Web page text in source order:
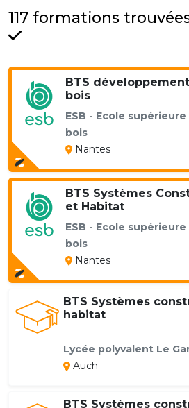
117 formations
BTS
bois
ESB - Ecole supérieure
bois
Nantes
BTS Systèmes
et Habitat
ESB - Ecole supérieure
bois
Nantes
BTS Systèmes
habitat
Lycée polyvalent Le
Auch
BTS Systèmes